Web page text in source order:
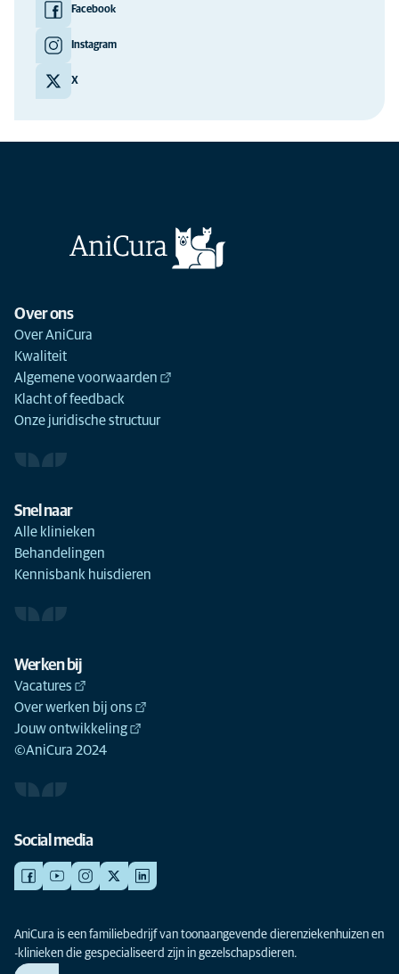
Facebook
Instagram
X
Over ons
Over AniCura
Kwaliteit
Algemene voorwaarden
Klacht of feedback
Onze juridische structuur
Snel naar
Alle klinieken
Behandelingen
Kennisbank huisdieren
Werken bij
Vacatures
Over werken bij ons
Jouw ontwikkeling
©AniCura 2024
Social media
AniCura is een familiebedrijf van toonaangevende dierenziekenhuizen en
-klinieken die gespecialiseerd zijn in gezelschapsdieren.